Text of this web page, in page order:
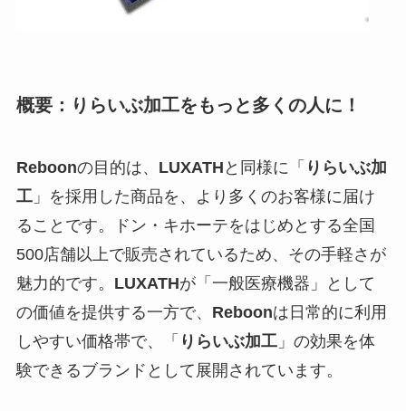
概要：りらいぶ加工をもっと多くの人に！
Reboonの目的は、 LUXATH と同様に「 りらいぶ加
工」を採用した商品を、より多くのお客様に届け
ることです。ドン・キホーテをはじめとする全国
500店舗以上で販売されているため、その手軽さが
魅力的です。 LUXATHが「一般医療機器」として
の価値を提供する一方で、 Reboonは日常的に利用
しやすい価格帯で、「 りらいぶ加工」の効果を体
験できるブランドとして展開されています。